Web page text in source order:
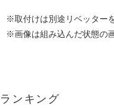
※取付けは別途リベッター
※画像は組み込んだ状態の
ランキング